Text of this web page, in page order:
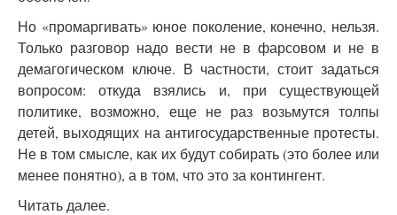
Но «промаргивать» юное поколение, конечно, нельзя.
Только разговор надо вести не в фарсовом и не в
демагогическом ключе. В частности, стоит задаться
вопросом: откуда взялись и, при существующей
политике, возможно, еще не раз возьмутся толпы
детей, выходящих на антигосударственные протесты.
Не в том смысле, как их будут собирать (это более или
менее понятно), а в том, что это за контингент.
Читать далее.